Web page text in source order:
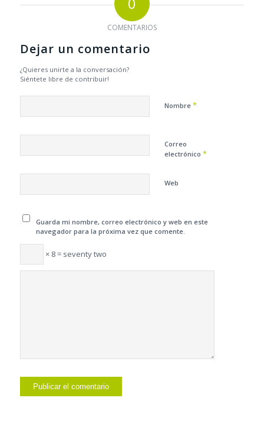
COMENTARIOS
Dejar un comentario
¿Quieres unirte a la conversación?
Siéntete libre de contribuir!
Nombre *
Correo
electrónico *
Web
Guarda mi nombre, correo electrónico y web en este
navegador para la próxima vez que comente.
× 8 = seventy two